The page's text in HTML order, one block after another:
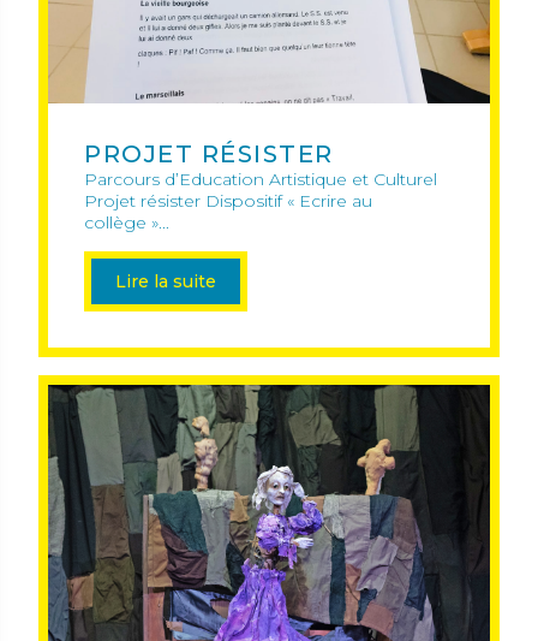
PROJET RÉSISTER
Parcours d’Education Artistique et Culturel
Projet résister Dispositif « Ecrire au
collège »...
Lire la suite